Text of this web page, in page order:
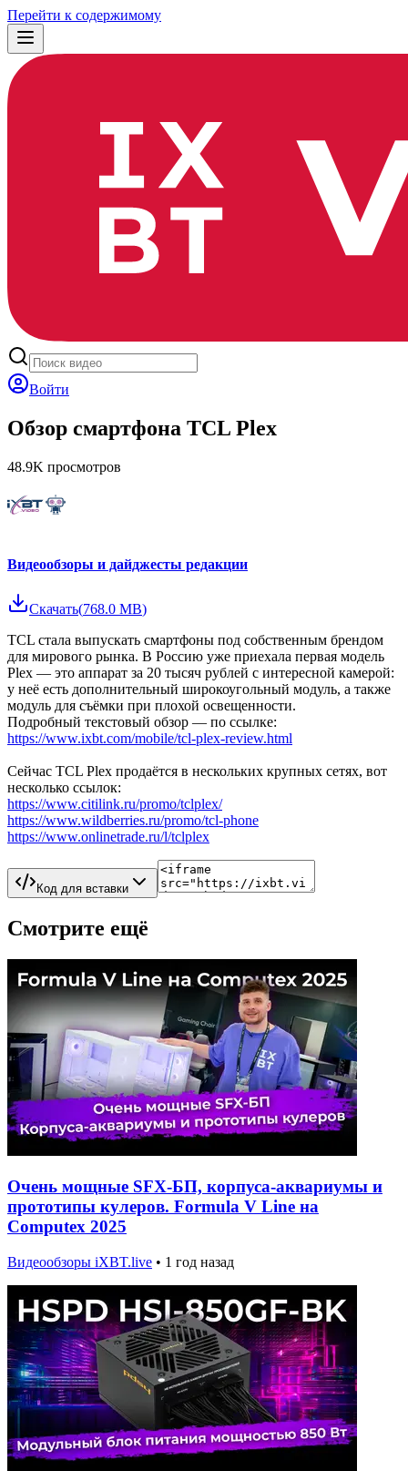
Перейти к содержимому
Войти
Обзор смартфона TCL Plex
48.9K просмотров
Видеообзоры и дайджесты редакции
Скачать(768.0 MB)
TCL стала выпускать смартфоны под собственным брендом
для мирового рынка. В Россию уже приехала первая модель
Plex — это аппарат за 20 тысяч рублей с интересной камерой:
у неё есть дополнительный широкоугольный модуль, а также
модуль для съёмки при плохой освещенности.
Подробный текстовый обзор — по ссылке:
https://www.ixbt.com/mobile/tcl-plex-review.html
Сейчас TCL Plex продаётся в нескольких крупных сетях, вот
несколько ссылок:
https://www.citilink.ru/promo/tclplex/
https://www.wildberries.ru/promo/tcl-phone
https://www.onlinetrade.ru/l/tclplex
Код для вставки
Смотрите ещё
Очень мощные SFX-БП, корпуса-аквариумы и
прототипы кулеров. Formula V Line на
Computex 2025
Видеообзоры iXBT.live • 1 год назад